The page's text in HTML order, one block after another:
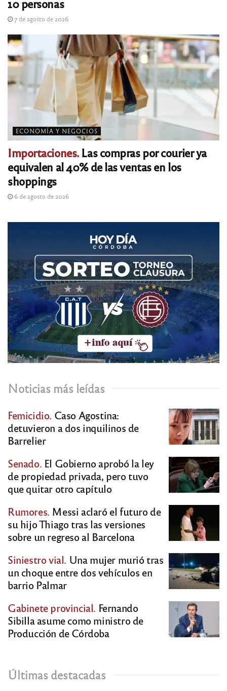
10 personas
7 de agosto de 2026
ECONOMÍA Y NEGOCIOS
Importaciones.Las compras por courier ya
equivalen al 40% de las ventas en los
shoppings
6 de agosto de 2026
Noticias más leídas
Femicidio. Caso Agostina:
detuvieron a dos inquilinos de
Barrelier
Senado. El Gobierno aprobó la ley
de propiedad privada, pero tuvo
que quitar otro capítulo
Rumores. Messi aclaró el futuro de
su hijo Thiago tras las versiones
sobre un regreso al Barcelona
Siniestro vial. Una mujer murió tras
un choque entre dos vehículos en
barrio Palmar
Gabinete provincial. Fernando
Sibilla asume como ministro de
Producción de Córdoba
Últimas destacadas